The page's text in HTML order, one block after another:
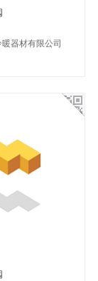
暖器材有限公司